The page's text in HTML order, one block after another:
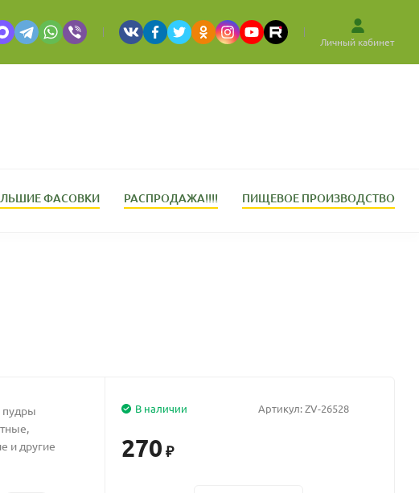
Личный кабинет
ФАСОВКИ РАСПРОДАЖА!!!! ПИЩЕВОЕ ПРОИЗВОДСТВО
пудры
и другие
Артикул:ZV-26528
В наличии
270 ₽